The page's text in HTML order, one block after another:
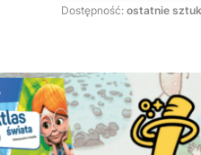
Dostępność: ostatnie